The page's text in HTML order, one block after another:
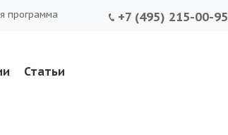
программа +7 (495) 215-00-95
Статьи